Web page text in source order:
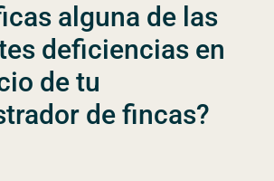
alguna de las
deficiencias en
de tu
de fincas?